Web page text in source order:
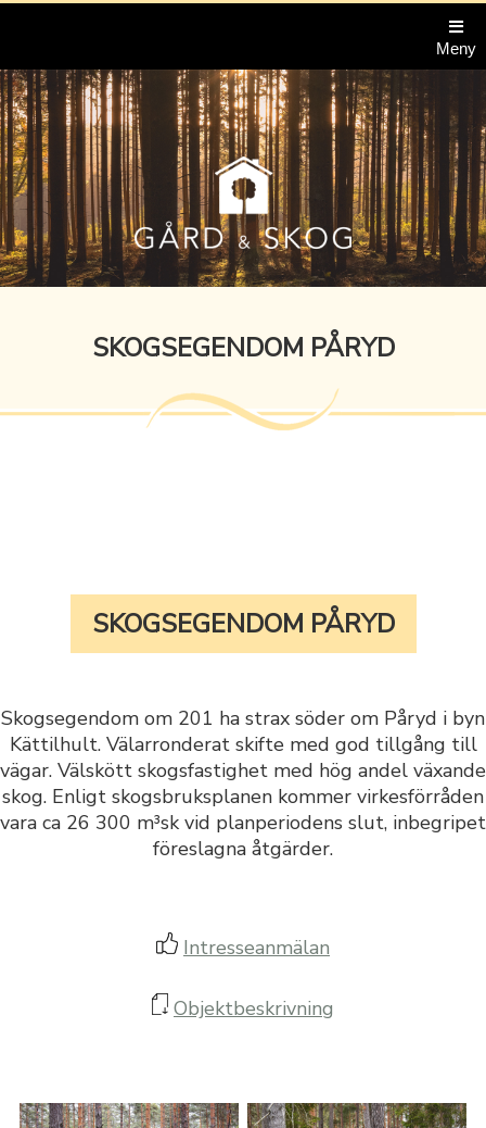
Meny
SKOGSEGENDOM PÅRYD
SKOGSEGENDOM PÅRYD
Skogsegendom om 201 ha strax söder om Påryd i byn
Kättilhult. Välarronderat skifte med god tillgång till
vägar. Välskött skogsfastighet med hög andel växande
skog. Enligt skogsbruksplanen kommer virkesförråden
vara ca 26 300 m³sk vid planperiodens slut, inbegripet
föreslagna åtgärder.
Intresseanmälan
Objektbeskrivning